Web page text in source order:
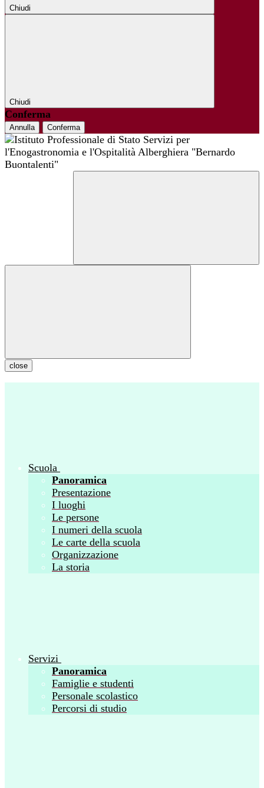
Chiudi
Chiudi
Conferma
Annulla Conferma
close
Scuola
Panoramica
Presentazione
I luoghi
Le persone
I numeri della scuola
Le carte della scuola
Organizzazione
La storia
Servizi
Panoramica
Famiglie e studenti
Personale scolastico
Percorsi di studio